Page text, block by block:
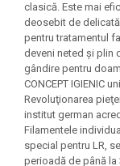
clasică. Este mai
deosebit de
pentru tratamentul
deveni neted şi plin
gândire pentru
CONCEPT IGIENIC
Revoluţionarea
institut german
Filamentele
special pentru LR,
perioadă de până